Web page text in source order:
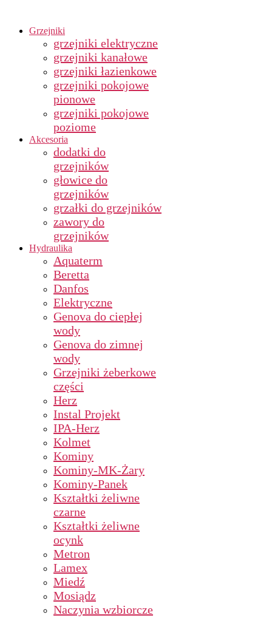
Grzejniki
grzejniki elektryczne
grzejniki kanałowe
grzejniki łazienkowe
grzejniki pokojowe
pionowe
grzejniki pokojowe
poziome
Akcesoria
dodatki do
grzejników
głowice do
grzejników
grzałki do grzejników
zawory do
grzejników
Hydraulika
Aquaterm
Beretta
Danfos
Elektryczne
Genova do ciepłej
wody
Genova do zimnej
wody
Grzejniki żeberkowe
części
Herz
Instal Projekt
IPA-Herz
Kolmet
Kominy
Kominy-MK-Żary
Kominy-Panek
Kształtki żeliwne
czarne
Kształtki żeliwne
ocynk
Metron
Lamex
Miedź
Mosiądz
Naczynia wzbiorcze